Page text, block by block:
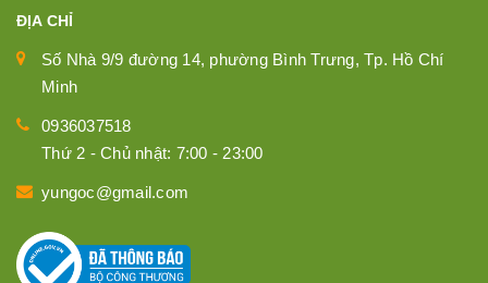
ĐỊA CHỈ
Số Nhà 9/9 đường 14, phường Bình Trưng, Tp. Hồ Chí
Minh
0936037518
Thứ 2 - Chủ nhật: 7:00 - 23:00
yungoc@gmail.com